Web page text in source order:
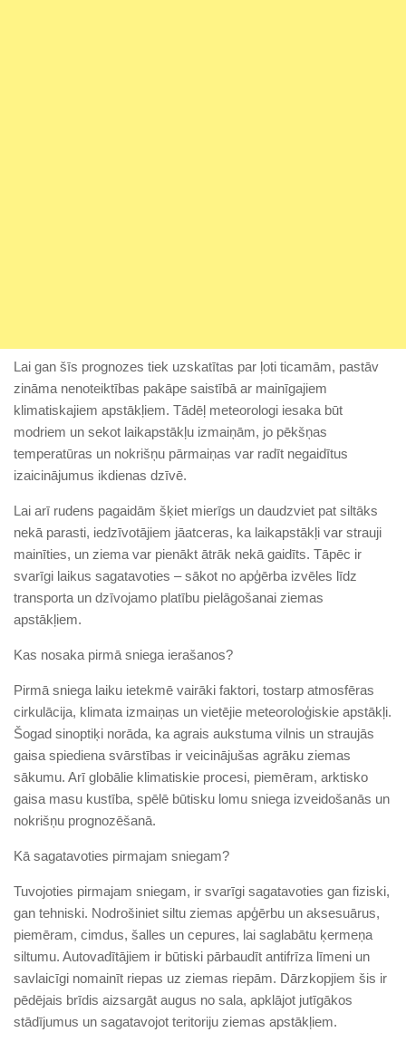
Lai gan šīs prognozes tiek uzskatītas par ļoti ticamām, pastāv
zināma nenoteiktības pakāpe saistībā ar mainīgajiem
klimatiskajiem apstākļiem. Tādēļ meteorologi iesaka būt
modriem un sekot laikapstākļu izmaiņām, jo pēkšņas
temperatūras un nokrišņu pārmaiņas var radīt negaidītus
izaicinājumus ikdienas dzīvē.
Lai arī rudens pagaidām šķiet mierīgs un daudzviet pat siltāks
nekā parasti, iedzīvotājiem jāatceras, ka laikapstākļi var strauji
mainīties, un ziema var pienākt ātrāk nekā gaidīts. Tāpēc ir
svarīgi laikus sagatavoties – sākot no apģērba izvēles līdz
transporta un dzīvojamo platību pielāgošanai ziemas
apstākļiem.
Kas nosaka pirmā sniega ierašanos?
Pirmā sniega laiku ietekmē vairāki faktori, tostarp atmosfēras
cirkulācija, klimata izmaiņas un vietējie meteoroloģiskie apstākļi.
Šogad sinoptiķi norāda, ka agrais aukstuma vilnis un straujās
gaisa spiediena svārstības ir veicinājušas agrāku ziemas
sākumu. Arī globālie klimatiskie procesi, piemēram, arktisko
gaisa masu kustība, spēlē būtisku lomu sniega izveidošanās un
nokrišņu prognozēšanā.
Kā sagatavoties pirmajam sniegam?
Tuvojoties pirmajam sniegam, ir svarīgi sagatavoties gan fiziski,
gan tehniski. Nodrošiniet siltu ziemas apģērbu un aksesuārus,
piemēram, cimdus, šalles un cepures, lai saglabātu ķermeņa
siltumu. Autovadītājiem ir būtiski pārbaudīt antifrīza līmeni un
savlaicīgi nomainīt riepas uz ziemas riepām. Dārzkopjiem šis ir
pēdējais brīdis aizsargāt augus no sala, apklājot jutīgākos
stādījumus un sagatavojot teritoriju ziemas apstākļiem.